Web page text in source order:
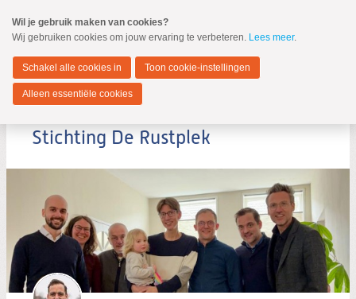
naar
Spring
de
inhoud
Spring
naar
hoofdmenu
Dordrecht
MENU
Zoeken:
Zoeken
Stichting De Rustplek
Wil je gebruik maken van cookies?
Wij gebruiken cookies om jouw ervaring te verbeteren. Lees meer.
Schakel alle cookies in Toon cookie-instellingen
Alleen essentiële cookies